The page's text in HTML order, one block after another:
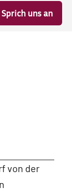
Sprich uns an
von der